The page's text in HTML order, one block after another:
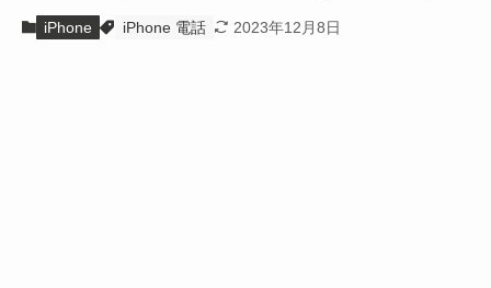
iPhone iPhone 電話 2023年12月8日